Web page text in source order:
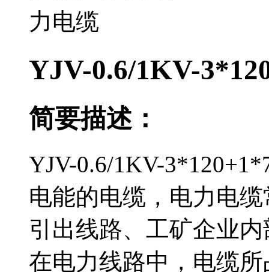
YJV-0.6/1KV-
简要描述：
YJV-0.6/1KV-
电能的电缆，电力电
引出线路、工矿企业
在电力线路中，电缆